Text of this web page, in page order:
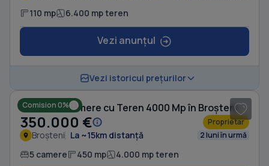
110 mp 6.400 mp teren
Vezi anunțul
Vezi istoricul prețurilor
Comision 0%
Casă cu 5 camere cu Teren 4000 Mp în Broșteni
350.000 € Proprietar
Broșteni La ~15km distanță 2 luni în urmă
5 camere 450 mp 4.000 mp teren